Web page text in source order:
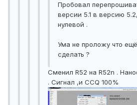
Пробовал
версии 5.1 в версию
нулевой .
Ума не проложу что
сделать ?
Сменил R52 на R52n .
. Сигнал ,и CCQ 100%